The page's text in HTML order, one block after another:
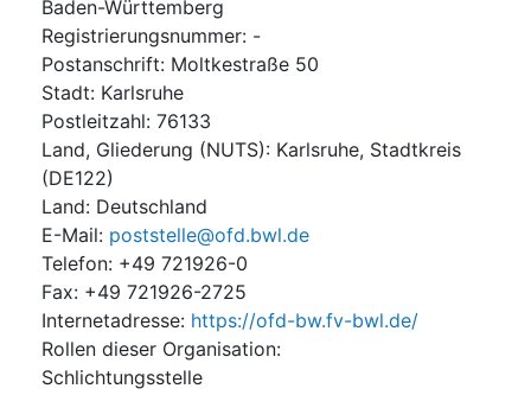
Baden-Württemberg
Registrierungsnummer: -
Postanschrift: Moltkestraße 50
Stadt: Karlsruhe
Postleitzahl: 76133
Land, Gliederung (NUTS): Karlsruhe, Stadtkreis
(DE122)
Land: Deutschland
E-Mail: poststelle@ofd.bwl.de
Telefon: +49 721926-0
Fax: +49 721926-2725
Internetadresse: https://ofd-bw.fv-bwl.de/
Rollen dieser Organisation:
Schlichtungsstelle